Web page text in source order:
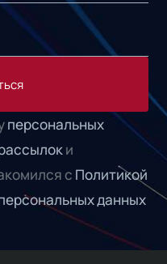
персональных
и
с Политикой
данных